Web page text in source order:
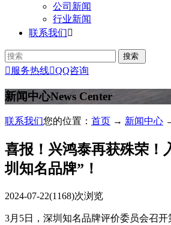
公司新闻
行业新闻
联系我们
 服务热线QQ咨询
新闻中心News Center
联系我们您的位置： 首页 → 新闻中心
喜报！兴鸿泰再获殊荣！
圳知名品牌”！
2024-07-22(1168)次浏览
3月5日，深圳知名品牌评价委员会召开